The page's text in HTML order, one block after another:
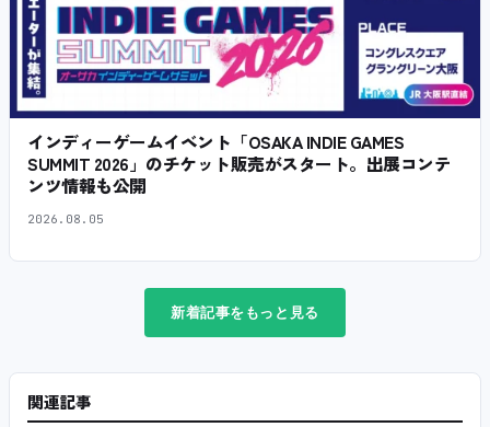
インディーゲームイベント「OSAKA INDIE GAMES
SUMMIT 2026」のチケット販売がスタート。出展コンテ
ンツ情報も公開
2026.08.05
新着記事をもっと見る
関連記事